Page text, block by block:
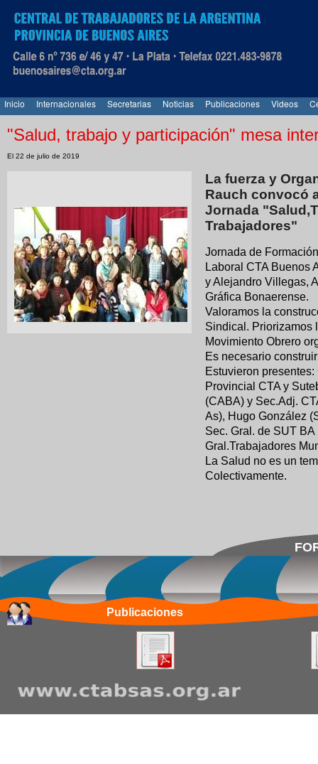
Inicio Internacionales Secretarias Noticias Publicaciones Videos
"Salud, trabajo y participación" mesa
El 22 de julio de 2019
La fuerza y
Rauch convocó
Jornada
Trabajadores"
Jornada de
Laboral CTA Buenos
y Alejandro Villegas,
Gráfica Bonaerense.
Valoramos la
Sindical. Priorizamos
Movimiento Obrero
Es necesario
Estuvieron
Provincial CTA y
(CABA) y Sec.Adj.
As), Hugo González
Sec. Gral. de SUT
Gral.Trabajadores
La Salud no es un
Colectivamente.
Publicaciones